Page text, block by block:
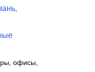
,
офисы,